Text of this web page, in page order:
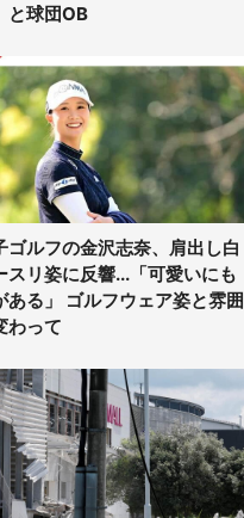
と球団OB
ゴルフの金沢志奈、肩出し白
スリ姿に反響...「可愛いにも
ある」 ゴルフウェア姿と雰囲
わって